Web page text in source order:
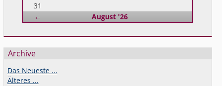
← August '26
31
Archive
Das Neueste ...
Älteres ...